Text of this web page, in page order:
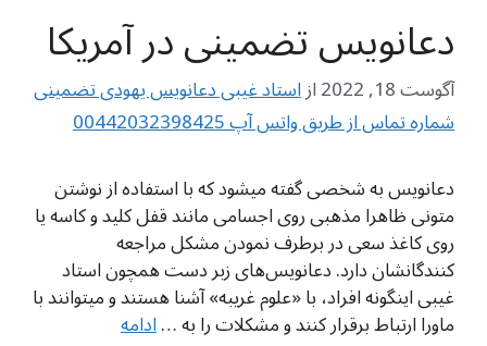
دعانویس تضمینی در آمریکا
آگوست 18, 2022 ازاستاد غیبی دعانویس یهودی تضمینی
شماره تماس از طریق واتس آپ 00442032398425
دعانویس به شخصی گفته میشود که با استفاده از نوشتن
متونی ظاهرا مذهبی روی اجسامی مانند قفل کلید و کاسه یا
روی کاغذ سعی در برطرف نمودن مشکل مراجعه
کنندگانشان دارد. دعانویس‌های زبر دست همچون استاد
غیبی اینگونه افراد، با «علوم غریبه» آشنا هستند و میتوانند با
ماورا ارتباط برقرار کنند و مشکلات را به …ادامه